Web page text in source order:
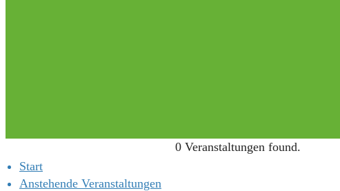
Start
Anstehende Veranstaltungen
0 Veranstaltungen found.